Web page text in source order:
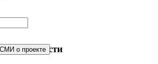
Новости
СМИ о проекте